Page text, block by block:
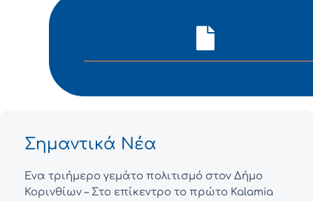
Σημαντικά Νέα
Ένα τριήμερο γεμάτο πολιτισμό στον Δήμο
Κορινθίων – Στο επίκεντρο το πρώτο Kalamia